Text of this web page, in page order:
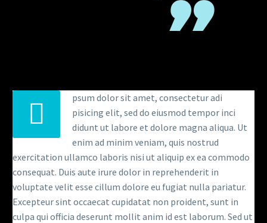
psum dolor sit amet, consectetur adi
pisicing elit, sed do eiusmod tempor inci
didunt ut labore et dolore magna aliqua. Ut
enim ad minim veniam, quis nostrud
exercitation ullamco laboris nisi ut aliquip ex ea commodo
consequat. Duis aute irure dolor in reprehenderit in
voluptate velit esse cillum dolore eu fugiat nulla pariatur.
Excepteur sint occaecat cupidatat non proident, sunt in
culpa qui officia deserunt mollit anim id est laborum. Sed ut